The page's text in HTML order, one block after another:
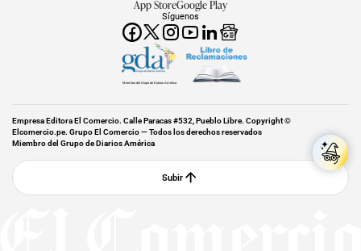
Síguenos
App StoreGoogle Play
Miembro del Grupo de Diarios América
Empresa Editora El Comercio. Calle Paracas #532, Pueblo Libre. Copyright ©
Elcomercio.pe. Grupo El Comercio — Todos los derechos reservados
Miembro del Grupo de Diarios América
Subir